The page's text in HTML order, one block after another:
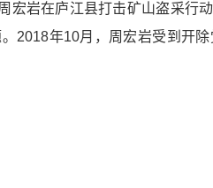
宏岩在庐江县打击矿山盗采行
2018年10月，周宏岩受到开